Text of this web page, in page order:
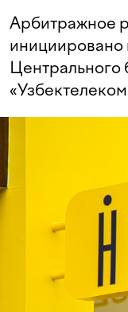
Арбитражное
инициировано
Центрального